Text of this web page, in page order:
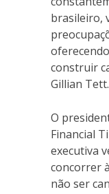
brasileiro,
construir
Gillian Tett.
O
Financial
executiva
concorrer
não ser